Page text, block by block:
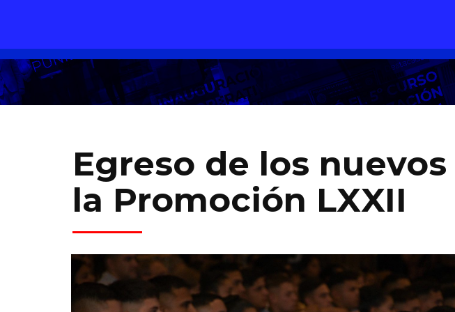
Egreso de los
la Promoción LXXII